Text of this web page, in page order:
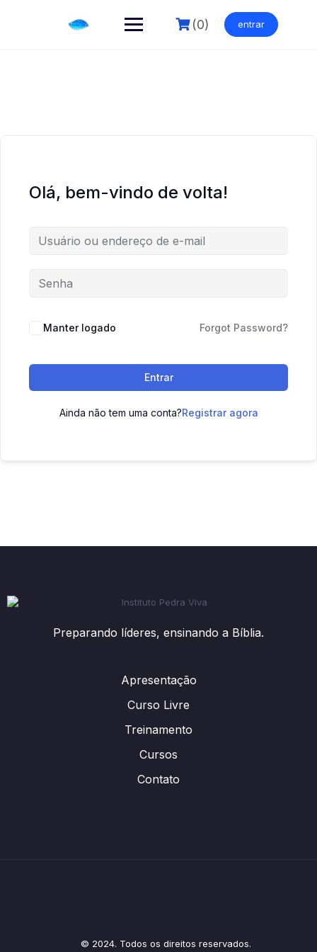
(0) entrar
Olá, bem-vindo de volta!
Manter logado Forgot Password?
Entrar
Ainda não tem uma conta?Registrar agora
Preparando líderes, ensinando a Bíblia.
Apresentação
Curso Livre
Treinamento
Cursos
Contato
© 2024. Todos os direitos reservados.